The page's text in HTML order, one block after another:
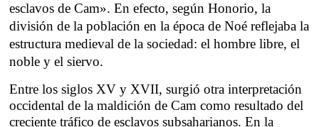
esclavos de Cam». En efecto, según Honorio, la
división de la población en la época de Noé reflejaba la
estructura medieval de la sociedad: el hombre libre, el
noble y el siervo.
Entre los siglos XV y XVII, surgió otra interpretación
occidental de la maldición de Cam como resultado del
creciente tráfico de esclavos subsaharianos. En la